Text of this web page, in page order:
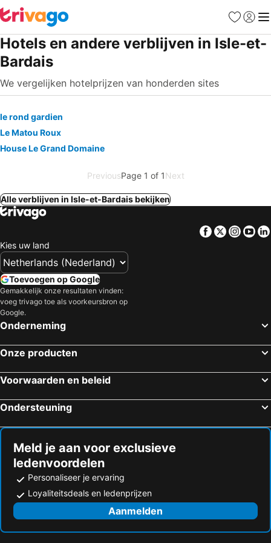
Favorieten
Hotels en andere verblijven in Isle-et-
Bardais
We vergelijken hotelprijzen van honderden sites
le rond gardien
Le Matou Roux
House Le Grand Domaine
PreviousPage 1 of 1Next
Alle verblijven in Isle-et-Bardais bekijken
Facebook
Twitter
Kies uw land
Toevoegen op Google
Gemakkelijk onze resultaten vinden:
voeg trivago toe als voorkeursbron op
Google.
Onderneming
Onze producten
Voorwaarden en beleid
Ondersteuning
Meld je aan voor exclusieve
ledenvoordelen
Personaliseer je ervaring
Loyaliteitsdeals en ledenprijzen
Aanmelden